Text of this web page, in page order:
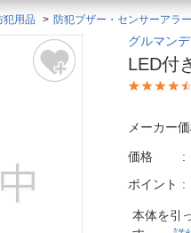
犯用品 防犯ブザー・センサーアラ
グルマン
LED付
メーカー
価格
ポイント
本体を引